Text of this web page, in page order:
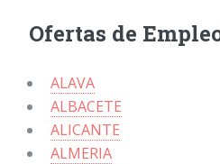
Ofertas de
ALAVA
ALBACETE
ALICANTE
ALMERIA